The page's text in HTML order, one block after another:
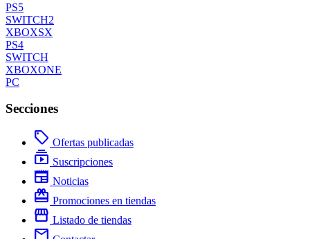
PS5
SWITCH2
XBOXSX
PS4
SWITCH
XBOXONE
PC
Secciones
local_offer Ofertas publicadas
subscriptions Suscripciones
newspaper Noticias
redeem Promociones en tiendas
storefront Listado de tiendas
mail